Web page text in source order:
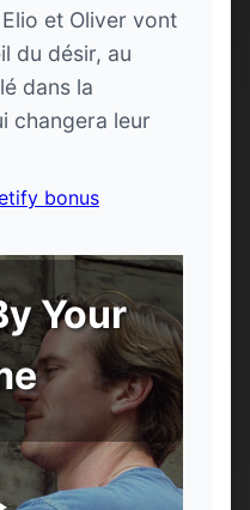
et Oliver vont
du désir, au
dans la
changera leur
bonus
Your